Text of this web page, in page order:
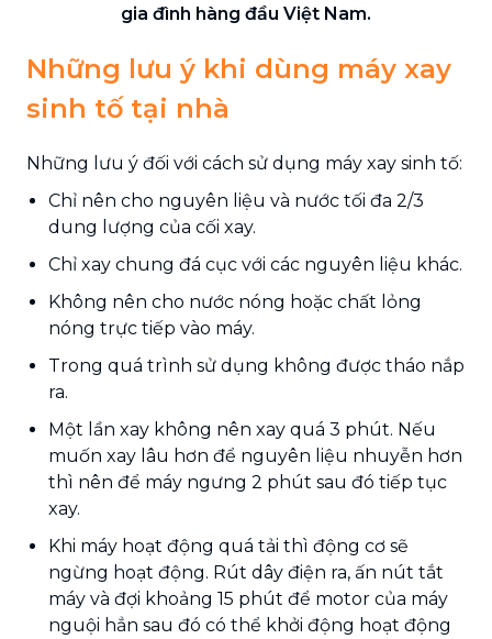
gia đình hàng đầu Việt Nam.
Những lưu ý khi dùng máy xay
sinh tố tại nhà
Những lưu ý đối với cách sử dụng máy xay sinh tố:
Chỉ nên cho nguyên liệu và nước tối đa 2/3
dung lượng của cối xay.
Chỉ xay chung đá cục với các nguyên liệu khác.
Không nên cho nước nóng hoặc chất lỏng
nóng trực tiếp vào máy.
Trong quá trình sử dụng không được tháo nắp
ra.
Một lần xay không nên xay quá 3 phút. Nếu
muốn xay lâu hơn để nguyên liệu nhuyễn hơn
thì nên để máy ngưng 2 phút sau đó tiếp tục
xay.
Khi máy hoạt động quá tải thì động cơ sẽ
ngừng hoạt động. Rút dây điện ra, ấn nút tắt
máy và đợi khoảng 15 phút để motor của máy
nguội hẳn sau đó có thể khởi động hoạt động